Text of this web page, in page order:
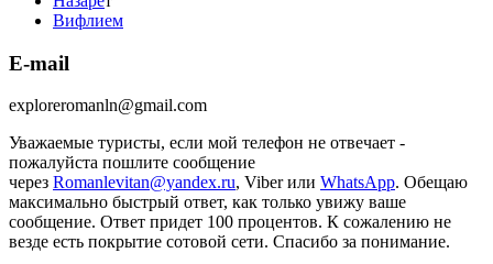
Вифлием
E-mail
exploreromanln@gmail.com
Уважаемые туристы, если мой телефон не отвечает -
пожалуйста пошлите сообщение
через Romanlevitan@yandex.ru, Viber или WhatsApp. Обещаю
максимально быстрый ответ, как только увижу ваше
сообщение. Ответ придет 100 процентов. К сожалению не
везде есть покрытие сотовой сети. Спасибо за понимание.